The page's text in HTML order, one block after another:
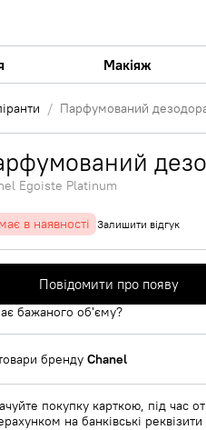
Макіяж
Парфумований
Egoiste Platinum
в наявності Залишити відгук
Повідомити про появу
бажаного об'єму?
бренду Chanel
покупку карткою, під час
на банківські реквізити